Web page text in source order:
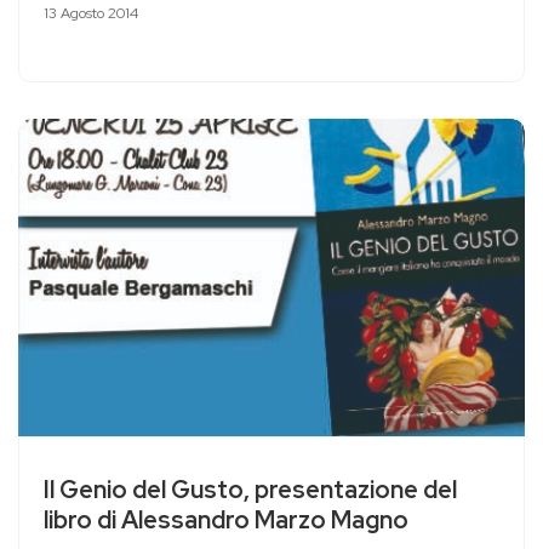
13 Agosto 2014
Il Genio del Gusto, presentazione del
libro di Alessandro Marzo Magno